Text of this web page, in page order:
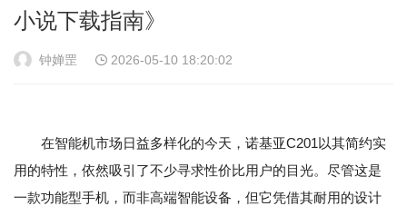
小说下载指南》
钟婵罡 2026-05-10 18:20:02
在智能机市场日益多样化的今天，诺基亚C201以其简约实
用的特性，依然吸引了不少寻求性价比用户的目光。尽管这是
一款功能型手机，而非高端智能设备，但它凭借其耐用的设计